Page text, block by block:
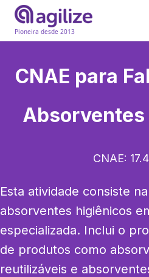
Pioneira desde 2013
CNAE para
CNAE:
Esta atividade consiste
absorventes higiênicos
especializada. Inclui o
de produtos como
reutilizáveis e